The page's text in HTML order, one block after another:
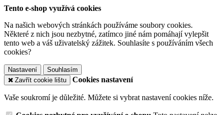
Tento e-shop využívá cookies
Na našich webových stránkách používáme soubory cookies.
Některé z nich jsou nezbytné, zatímco jiné nám pomáhají vylepšit
tento web a váš uživatelský zážitek. Souhlasíte s používáním všech
cookies?
Nastavení
Souhlasím
Zavřít cookie lištu
Cookies nastavení
Vaše soukromí je důležité. Můžete si vybrat nastavení cookies níže.